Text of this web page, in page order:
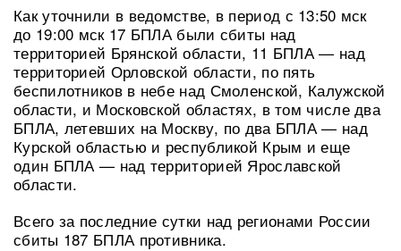
Как уточнили в ведомстве, в период с 13:50 мск
до 19:00 мск 17 БПЛА были сбиты над
территорией Брянской области, 11 БПЛА — над
территорией Орловской области, по пять
беспилотников в небе над Смоленской, Калужской
области, и Московской областях, в том числе два
БПЛА, летевших на Москву, по два БПЛА — над
Курской областью и республикой Крым и еще
один БПЛА — над территорией Ярославской
области.
Всего за последние сутки над регионами России
сбиты 187 БПЛА противника.